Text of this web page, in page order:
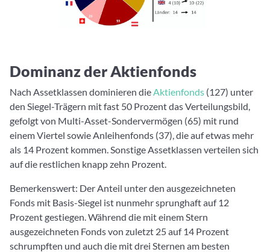
Dominanz der Aktienfonds
Nach Assetklassen dominieren dieAktienfonds (127) unter
den Siegel-Trägern mit fast 50 Prozent das Verteilungsbild,
gefolgt von Multi-Asset-Sondervermögen (65) mit rund
einem Viertel sowie Anleihenfonds (37), die auf etwas mehr
als 14 Prozent kommen. Sonstige Assetklassen verteilen sich
auf die restlichen knapp zehn Prozent.
Bemerkenswert: Der Anteil unter den ausgezeichneten
Fonds mit Basis-Siegel ist nunmehr sprunghaft auf 12
Prozent gestiegen. Während die mit einem Stern
ausgezeichneten Fonds von zuletzt 25 auf 14 Prozent
schrumpften und auch die mit drei Sternen am besten